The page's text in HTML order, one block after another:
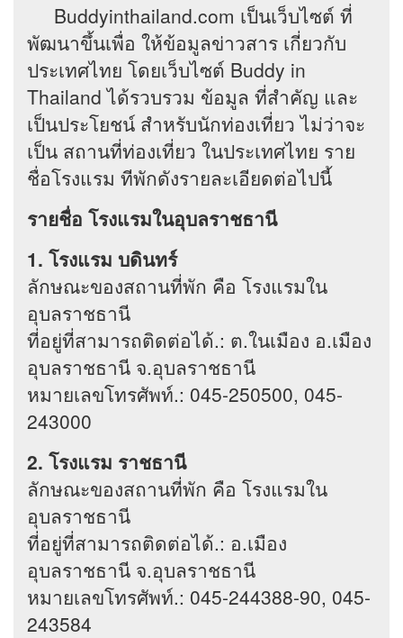
Buddyinthailand.com เป็นเว็บไซต์ ที่
พัฒนาขึ้นเพื่อ ให้ข้อมูลข่าวสาร เกี่ยวกับ
ประเทศไทย โดยเว็บไซต์ Buddy in
Thailand ได้รวบรวม ข้อมูล ที่สำคัญ และ
เป็นประโยชน์ สำหรับนักท่องเที่ยว ไม่ว่าจะ
เป็น สถานที่ท่องเที่ยว ในประเทศไทย ราย
ชื่อโรงแรม ทีพักดังรายละเอียดต่อไปนี้
รายชื่อ โรงแรมในอุบลราชธานี
1. โรงแรม บดินทร์
ลักษณะของสถานที่พัก คือ โรงแรมใน
อุบลราชธานี
ที่อยู่ที่สามารถติดต่อได้.: ต.ในเมือง อ.เมือง
อุบลราชธานี จ.อุบลราชธานี
หมายเลขโทรศัพท์.: 045-250500, 045-
243000
2. โรงแรม ราชธานี
ลักษณะของสถานที่พัก คือ โรงแรมใน
อุบลราชธานี
ที่อยู่ที่สามารถติดต่อได้.: อ.เมือง
อุบลราชธานี จ.อุบลราชธานี
หมายเลขโทรศัพท์.: 045-244388-90, 045-
243584